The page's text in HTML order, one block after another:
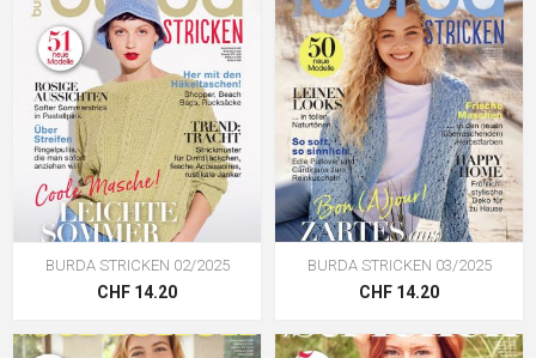
BURDA STRICKEN 02/2025
CHF 14.20
BURDA STRICKEN 03/2025
CHF 14.20